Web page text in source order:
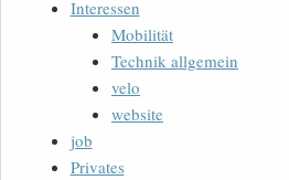
Interessen
Mobilität
Technik allgemein
velo
website
job
Privates